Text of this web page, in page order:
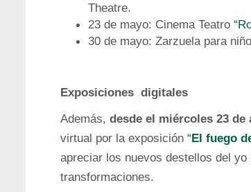
Theatre.
23 de mayo: Cinema Teatro
30 de mayo: Zarzuela para
Exposiciones digitales
Además, desde el miércoles 23 de
virtual por la exposición “El fuego
apreciar los nuevos destellos del
transformaciones.